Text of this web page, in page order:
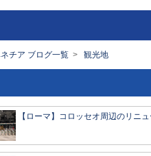
チア ブログ一覧 観光地
【ローマ】コロッセオ周辺のリニ